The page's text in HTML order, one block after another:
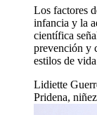
Los factores
infancia y la
científica
prevención y
estilos de
Lidiette
Pridena,